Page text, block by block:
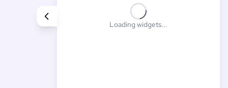
Loading widgets...